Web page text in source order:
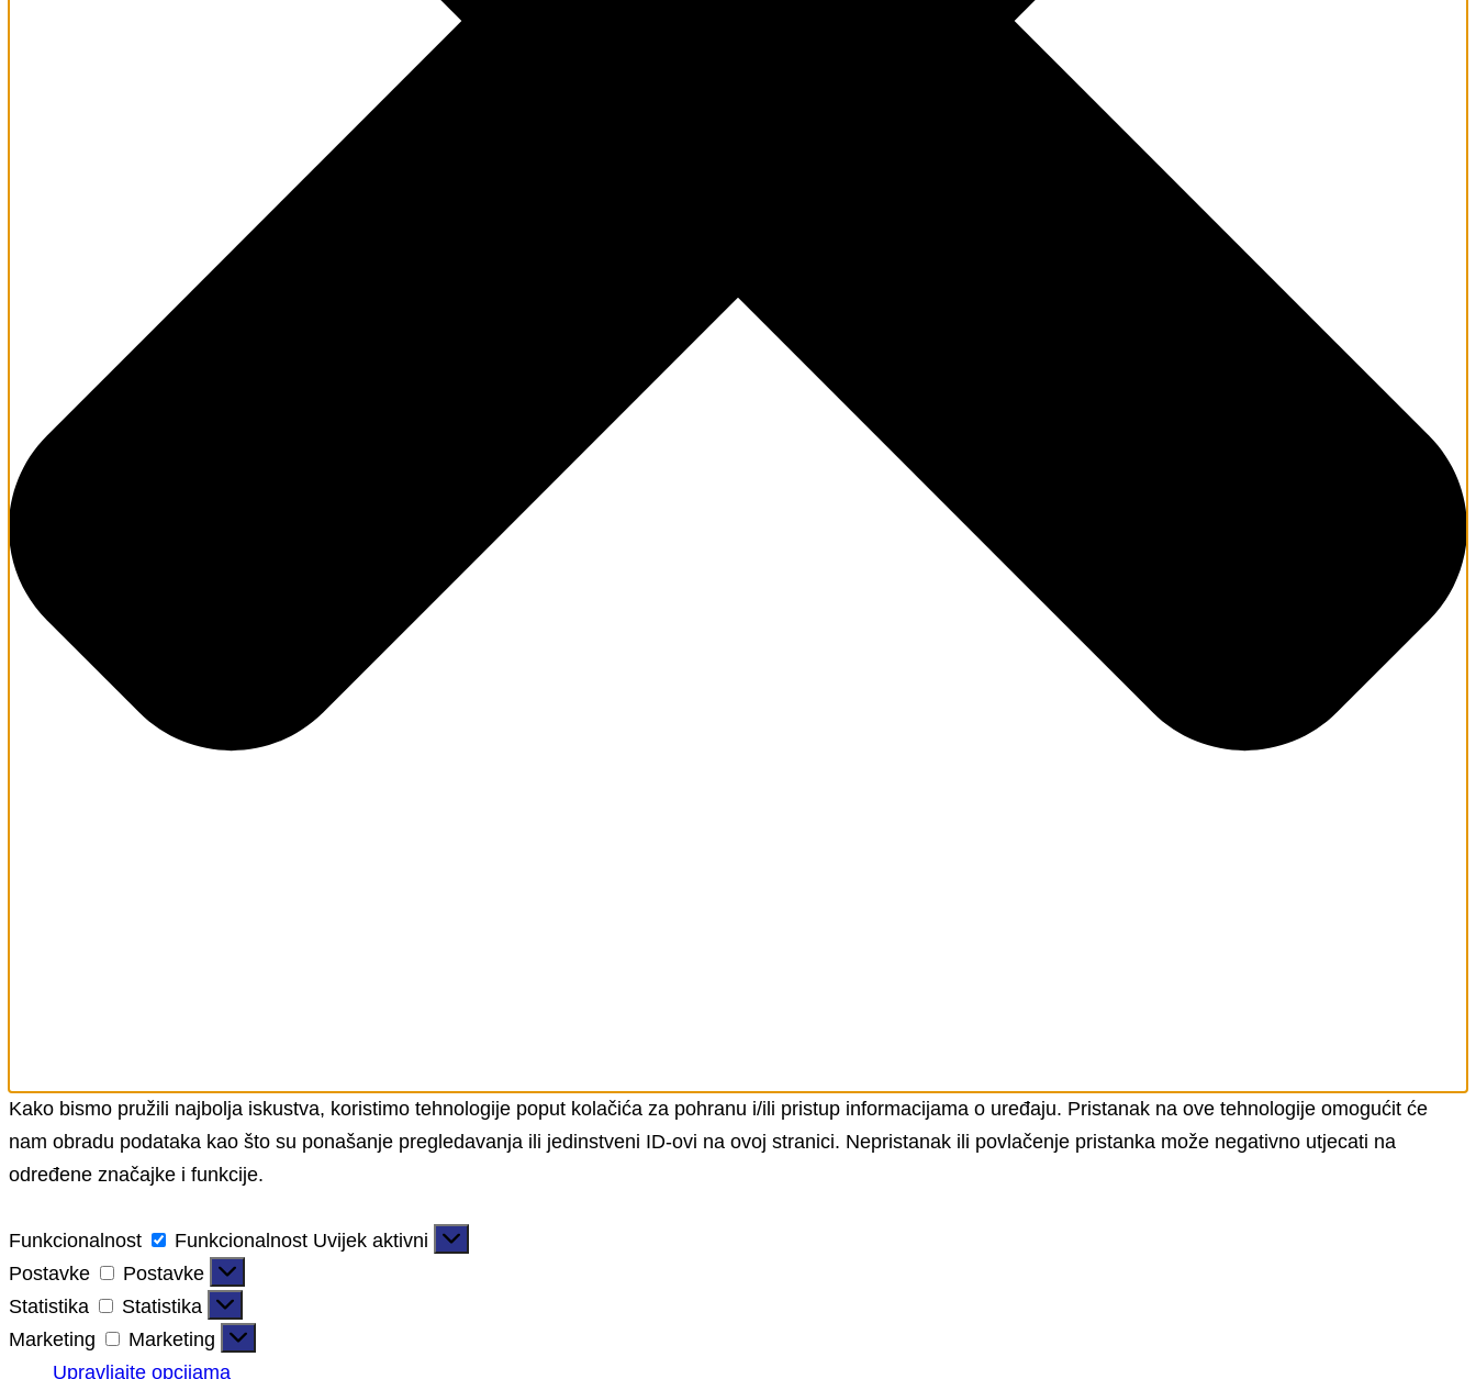
Kako bismo pružili najbolja iskustva, koristimo tehnologije poput kolačića za pohranu i/ili pristup informacijama o uređaju. Pristanak na ove tehnologije omogućit će
nam obradu podataka kao što su ponašanje pregledavanja ili jedinstveni ID-ovi na ovoj stranici. Nepristanak ili povlačenje pristanka može negativno utjecati na
određene značajke i funkcije.
Funkcionalnost Funkcionalnost Uvijek aktivni
Postavke
Postavke
Statistika
Statistika
Marketing
Marketing
Upravljajte opcijama